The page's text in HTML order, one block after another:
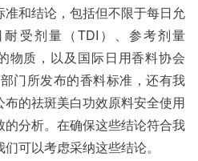
和结论，包括但不限于每日允
受剂量（TDI）、参考剂量
物质，以及国际日用香料协会
门所发布的香料标准，还有我
的祛斑美白功效原料安全使用
分析。在确保这些结论符合我
可以考虑采纳这些结论。